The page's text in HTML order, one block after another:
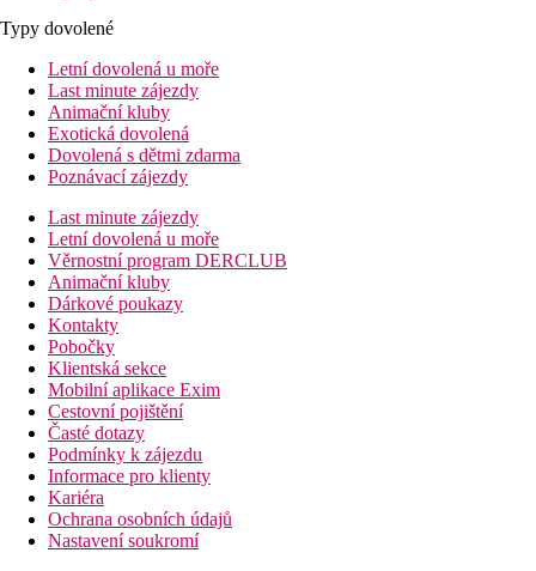
Typy dovolené
Letní dovolená u moře
Last minute zájezdy
Animační kluby
Exotická dovolená
Dovolená s dětmi zdarma
Poznávací zájezdy
Last minute zájezdy
Letní dovolená u moře
Věrnostní program DERCLUB
Animační kluby
Dárkové poukazy
Kontakty
Pobočky
Klientská sekce
Mobilní aplikace Exim
Cestovní pojištění
Časté dotazy
Podmínky k zájezdu
Informace pro klienty
Kariéra
Ochrana osobních údajů
Nastavení soukromí